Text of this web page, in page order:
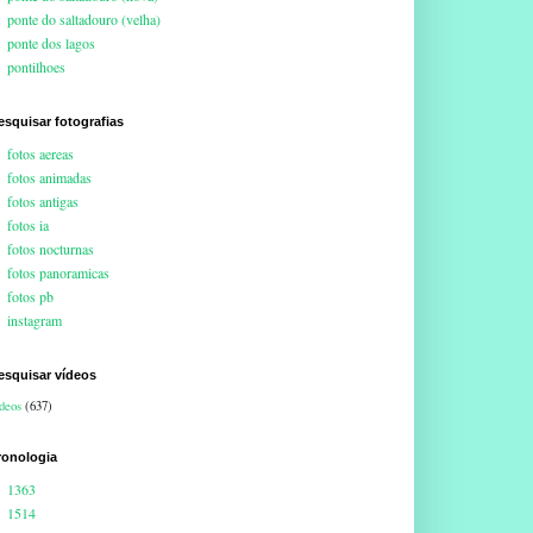
ponte do saltadouro (velha)
ponte dos lagos
pontilhoes
fotografias
fotos aereas
fotos animadas
fotos antigas
fotos ia
fotos nocturnas
fotos panoramicas
fotos pb
instagram
vídeos
(637)
1363
1514